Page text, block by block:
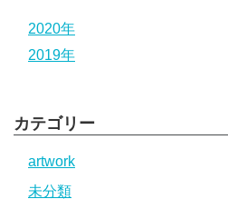
2020年
2019年
カテゴリー
artwork
未分類